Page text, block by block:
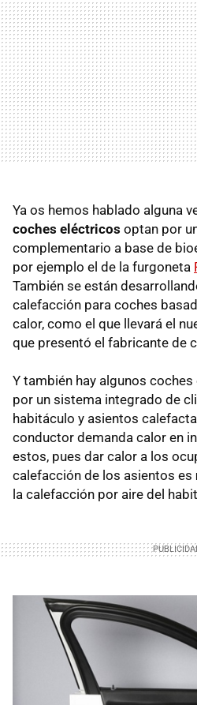
Ya os hemos hablado alguna
coches eléctricos optan por
complementario a base de
por ejemplo el de la furgoneta
También se están
calefacción para coches
calor, como el que llevará el
que presentó el fabricante de
Y también hay algunos
por un sistema integrado de
habitáculo y asientos
conductor demanda calor en
estos, pues dar calor a los
calefacción de los asientos es
la calefacción por aire del